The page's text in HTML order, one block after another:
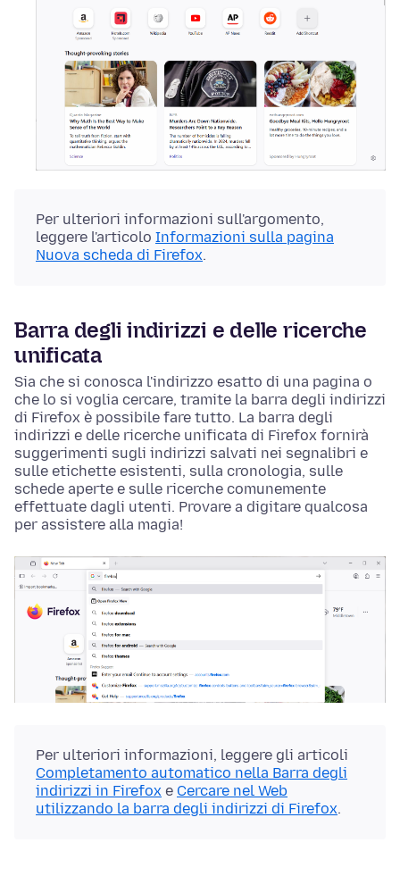
Per ulteriori informazioni sull'argomento,
leggere l'articolo Informazioni sulla pagina
Nuova scheda di Firefox.
Barra degli indirizzi e delle ricerche
unificata
Sia che si conosca l'indirizzo esatto di una pagina o
che lo si voglia cercare, tramite la barra degli indirizzi
di Firefox è possibile fare tutto. La barra degli
indirizzi e delle ricerche unificata di Firefox fornirà
suggerimenti sugli indirizzi salvati nei segnalibri e
sulle etichette esistenti, sulla cronologia, sulle
schede aperte e sulle ricerche comunemente
effettuate dagli utenti. Provare a digitare qualcosa
per assistere alla magia!
Per ulteriori informazioni, leggere gli articoli
Completamento automatico nella Barra degli
indirizzi in Firefox e Cercare nel Web
utilizzando la barra degli indirizzi di Firefox.